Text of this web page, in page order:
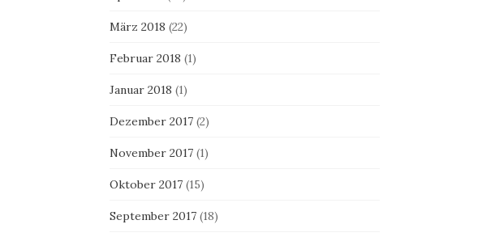
März 2018 (22)
Februar 2018 (1)
Januar 2018 (1)
Dezember 2017(2)
November 2017(1)
Oktober 2017(15)
September 2017(18)